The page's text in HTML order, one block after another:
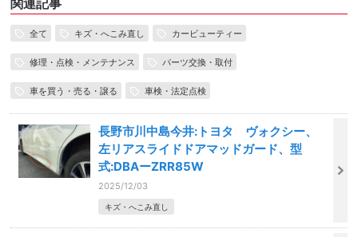
全て キズ・へこみ直し カービューティー
修理・点検・メンテナンス パーツ交換・取付
車を買う・売る・譲る 車検・法定点検
長野市川中島今井:トヨタ ヴォクシー、
左リアスライドドアマッドガード、型
式:DBAーZRR85W
2025/12/03
キズ・へこみ直し